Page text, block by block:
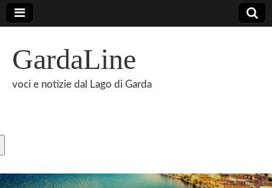
GardaLine
voci e notizie dal Lago di Garda